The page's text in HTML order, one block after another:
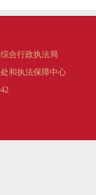
合行政执法局
和执法保障中心